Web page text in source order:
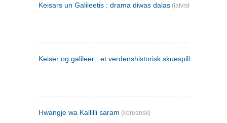
Keisars un Galileetis : drama diwas dalas (latvisk)
Keiser og galileer : et verdenshistorisk skuespill (1873)
Hwangje wa Kallilli saram (koreansk)